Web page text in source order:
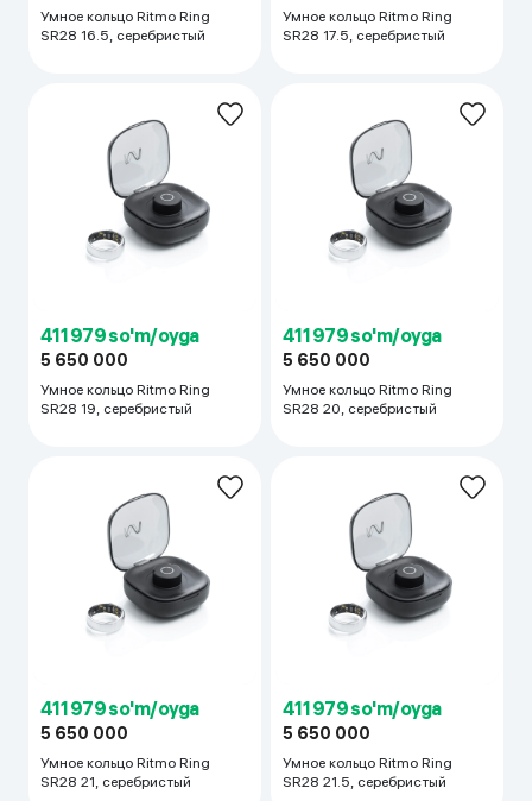
Умное кольцо Ritmo Ring
SR28 16.5, cеребристый
Умное кольцо Ritmo Ring
SR28 17.5, cеребристый
411 979 so'm/oyga
5 650 000
Умное кольцо Ritmo Ring
SR28 19, cеребристый
411 979 so'm/oyga
5 650 000
Умное кольцо Ritmo Ring
SR28 20, cеребристый
411 979 so'm/oyga
5 650 000
Умное кольцо Ritmo Ring
SR28 21, cеребристый
411 979 so'm/oyga
5 650 000
Умное кольцо Ritmo Ring
SR28 21.5, cеребристый